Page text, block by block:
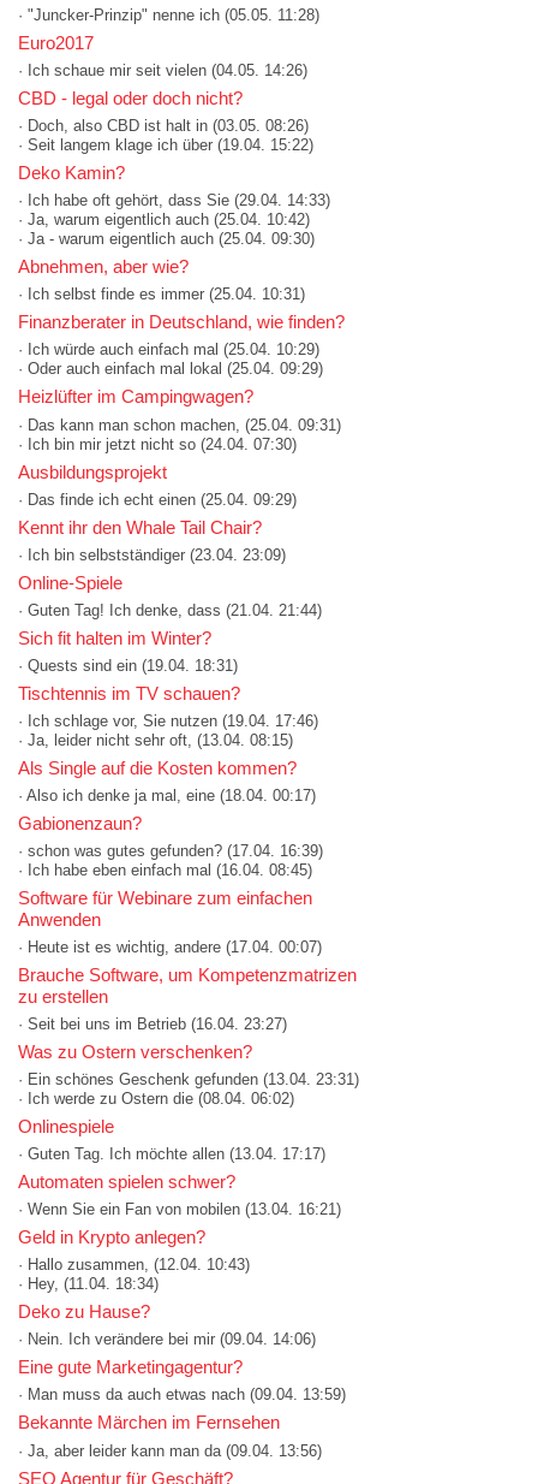
· "Juncker-Prinzip" nenne ich (05.05. 11:28)
Euro2017
· Ich schaue mir seit vielen (04.05. 14:26)
CBD - legal oder doch nicht?
· Doch, also CBD ist halt in (03.05. 08:26)
· Seit langem klage ich über (19.04. 15:22)
Deko Kamin?
· Ich habe oft gehört, dass Sie (29.04. 14:33)
· Ja, warum eigentlich auch (25.04. 10:42)
· Ja - warum eigentlich auch (25.04. 09:30)
Abnehmen, aber wie?
· Ich selbst finde es immer (25.04. 10:31)
Finanzberater in Deutschland, wie finden?
· Ich würde auch einfach mal (25.04. 10:29)
· Oder auch einfach mal lokal (25.04. 09:29)
Heizlüfter im Campingwagen?
· Das kann man schon machen, (25.04. 09:31)
· Ich bin mir jetzt nicht so (24.04. 07:30)
Ausbildungsprojekt
· Das finde ich echt einen (25.04. 09:29)
Kennt ihr den Whale Tail Chair?
· Ich bin selbstständiger (23.04. 23:09)
Online-Spiele
· Guten Tag! Ich denke, dass (21.04. 21:44)
Sich fit halten im Winter?
· Quests sind ein (19.04. 18:31)
Tischtennis im TV schauen?
· Ich schlage vor, Sie nutzen (19.04. 17:46)
· Ja, leider nicht sehr oft, (13.04. 08:15)
Als Single auf die Kosten kommen?
· Also ich denke ja mal, eine (18.04. 00:17)
Gabionenzaun?
· schon was gutes gefunden? (17.04. 16:39)
· Ich habe eben einfach mal (16.04. 08:45)
Software für Webinare zum einfachen
Anwenden
· Heute ist es wichtig, andere (17.04. 00:07)
Brauche Software, um Kompetenzmatrizen
zu erstellen
· Seit bei uns im Betrieb (16.04. 23:27)
Was zu Ostern verschenken?
· Ein schönes Geschenk gefunden (13.04. 23:31)
· Ich werde zu Ostern die (08.04. 06:02)
Onlinespiele
· Guten Tag. Ich möchte allen (13.04. 17:17)
Automaten spielen schwer?
· Wenn Sie ein Fan von mobilen (13.04. 16:21)
Geld in Krypto anlegen?
· Hallo zusammen, (12.04. 10:43)
· Hey, (11.04. 18:34)
Deko zu Hause?
· Nein. Ich verändere bei mir (09.04. 14:06)
Eine gute Marketingagentur?
· Man muss da auch etwas nach (09.04. 13:59)
Bekannte Märchen im Fernsehen
· Ja, aber leider kann man da (09.04. 13:56)
SEO Agentur für Geschäft?